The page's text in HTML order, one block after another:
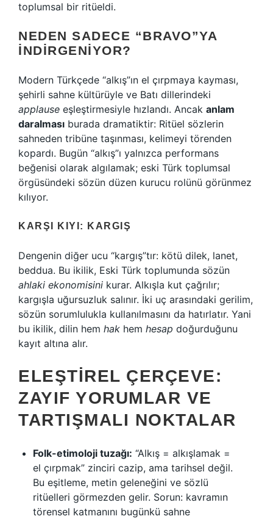
toplumsal bir ritüeldi.
NEDEN SADECE “BRAVO”YA
İNDIRGENIYOR?
Modern Türkçede “alkış”ın el çırpmaya kayması,
şehirli sahne kültürüyle ve Batı dillerindeki
applause eşleştirmesiyle hızlandı. Ancak anlam
daralması burada dramatiktir: Ritüel sözlerin
sahneden tribüne taşınması, kelimeyi törenden
kopardı. Bugün “alkış”ı yalnızca performans
beğenisi olarak algılamak; eski Türk toplumsal
örgüsündeki sözün düzen kurucu rolünü görünmez
kılıyor.
KARŞI KIYI: KARGIŞ
Dengenin diğer ucu “kargış”tır: kötü dilek, lanet,
beddua. Bu ikilik, Eski Türk toplumunda sözün
ahlaki ekonomisini kurar. Alkışla kut çağrılır;
kargışla uğursuzluk salınır. İki uç arasındaki gerilim,
sözün sorumlulukla kullanılmasını da hatırlatır. Yani
bu ikilik, dilin hem hak hem hesap doğurduğunu
kayıt altına alır.
ELEŞTIREL ÇERÇEVE:
ZAYIF YORUMLAR VE
TARTIŞMALI NOKTALAR
Folk-etimoloji tuzağı: “Alkış = alkışlamak =
el çırpmak” zinciri cazip, ama tarihsel değil.
Bu eşitleme, metin geleneğini ve sözlü
ritüelleri görmezden gelir. Sorun: kavramın
törensel katmanını bugünkü sahne